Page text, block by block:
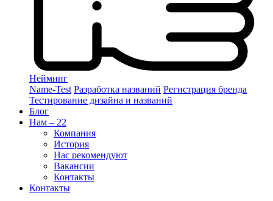
Нейминг
Name-Test Разработка названий Регистрация бренда
Тестирование дизайна и названий
Блог
Нам – 22
Компания
История
Нас рекомендуют
Вакансии
Контакты
Контакты